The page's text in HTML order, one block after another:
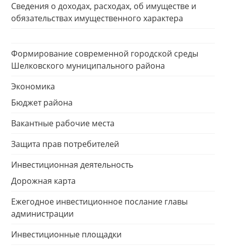
Сведения о доходах, расходах, об имуществе и
обязательствах имущественного характера
Формирование современной городской среды
Шелковского муниципального района
Экономика
Бюджет района
Вакантные рабочие места
Защита прав потребителей
Инвестиционная деятельность
Дорожная карта
Ежегодное инвестиционное послание главы
администрации
Инвестиционные площадки